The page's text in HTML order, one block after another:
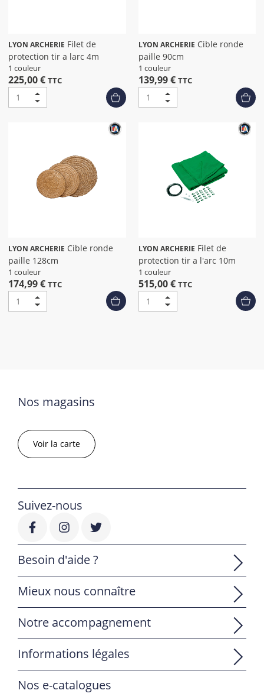
LYON ARCHERIE
protection tir a larc 4m
1 couleur
225,00 € TTC
LYON ARCHERIE
paille 90cm
1 couleur
139,99 € TTC
LYON ARCHERIE
paille 128cm
1 couleur
174,99 € TTC
LYON ARCHERIE
protection tir a l'arc 10m
1 couleur
515,00 € TTC
Nos magasins
Voir la carte
Suivez-nous
Besoin d'aide ?
Mieux nous connaître
Notre accompagnement
Informations légales
Nos e-catalogues